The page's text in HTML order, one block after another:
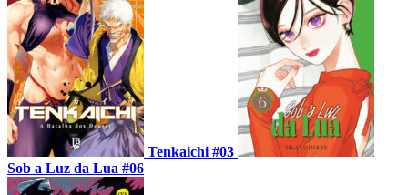
Tenkaichi #03
Sob a Luz da Lua #06